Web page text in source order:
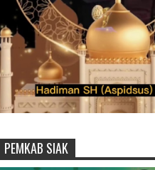
PEMKAB SIAK